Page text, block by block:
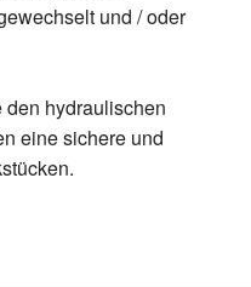
und / oder
hydraulischen
eine sichere und